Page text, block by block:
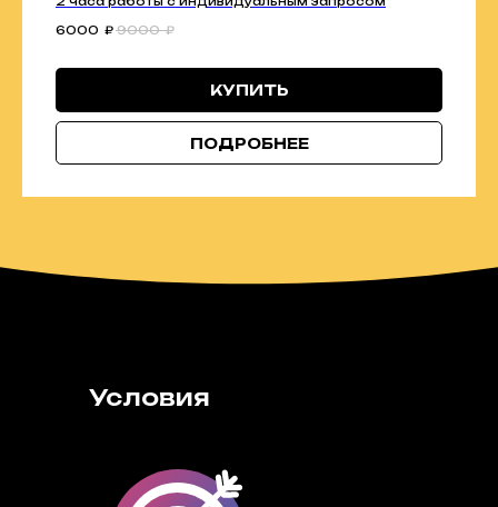
6000 ₽ 9000 ₽
КУПИТЬ
ПОДРОБНЕЕ
Условия